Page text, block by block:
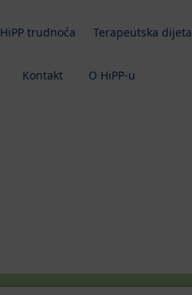
HiPP trudnoća Terapeutska dijeta
Kontakt O HiPP-u